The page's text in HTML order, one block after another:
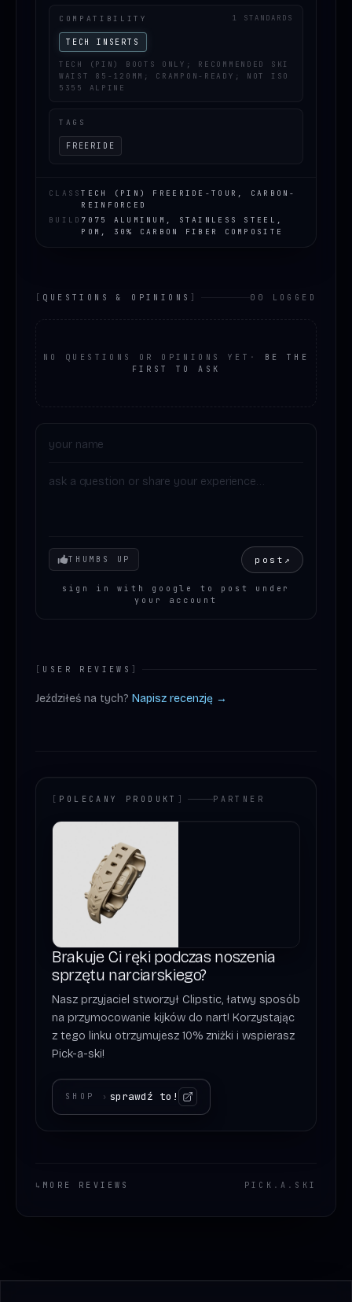
COMPATIBILITY 1 STANDARDS
TECH INSERTS
TECH (PIN) BOOTS ONLY; RECOMMENDED SKI
WAIST 85-120MM; CRAMPON-READY; NOT ISO
5355 ALPINE
TAGS
FREERIDE
CLASSTECH (PIN) FREERIDE-TOUR, CARBON-
REINFORCED
BUILD 7075 ALUMINUM, STAINLESS STEEL,
POM, 30% CARBON FIBER COMPOSITE
[ QUESTIONS & OPINIONS ] 00 LOGGED
NO QUESTIONS OR OPINIONS YET ·
BE THE
FIRST TO ASK
Your mood
THUMBS UP post ↗
sign in with google to post under
your account
[ USER REVIEWS ]
Jeździłeś na tych? Napisz recenzję →
[ POLECANY PRODUKT ] PARTNER
Brakuje Ci ręki podczas noszenia
sprzętu narciarskiego?
Nasz przyjaciel stworzył Clipstic, łatwy sposób
na przymocowanie kijków do nart! Korzystając
z tego linku otrzymujesz 10% zniżki i wspierasz
Pick-a-ski!
SHOP › sprawdź to!
↳ MORE REVIEWS PICK . A . SKI